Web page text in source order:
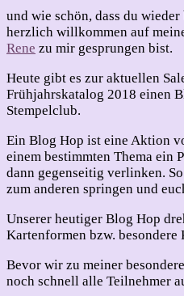
und wie schön, dass du
herzlich willkommen auf
Rene zu mir gesprungen bist.
Heute gibt es zur aktuellen
Frühjahrskatalog 2018 einen
Stempelclub.
Ein Blog Hop ist eine Aktion
einem bestimmten Thema ein
dann gegenseitig verlinken.
zum anderen springen und
Unserer heutiger Blog Hop
Kartenformen bzw. besondere
Bevor wir zu meiner
noch schnell alle Teilnehmer